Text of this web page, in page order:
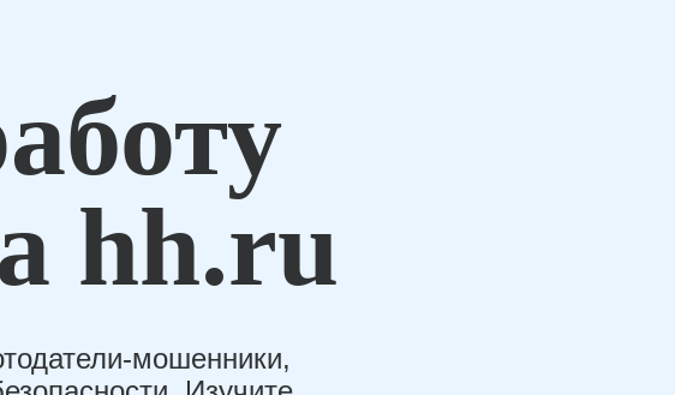
hh.ru
мошенники,